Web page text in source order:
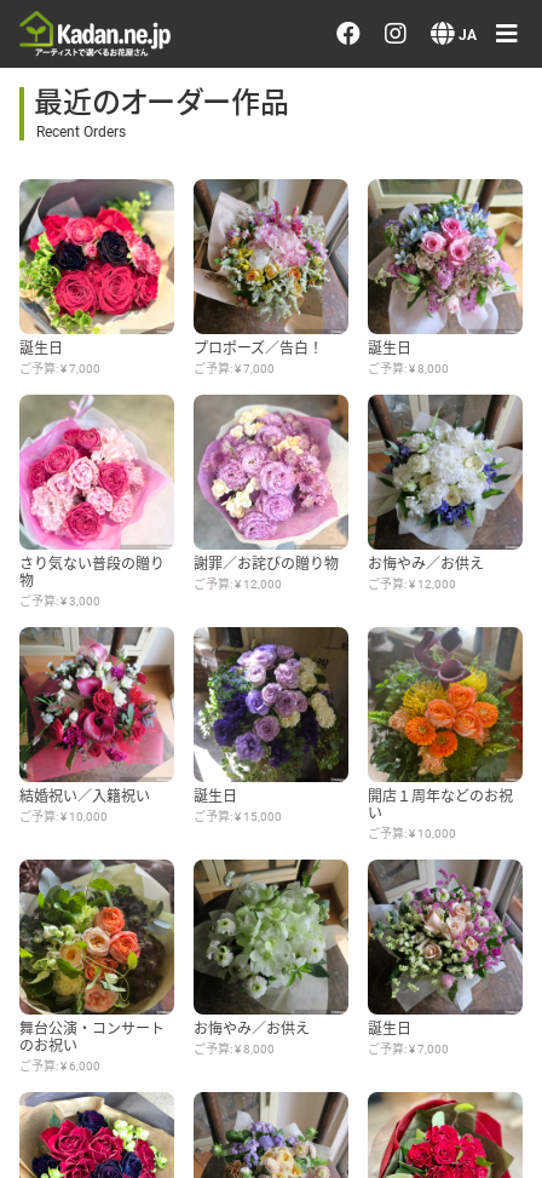
JA
お花を注文する・探す
おまかせ注文
最近のオーダー作品
アーティストで選ぶ
届けたい気持ちで選ぶ
会員メニュー
ログイン
会員登録
その他
花言葉辞典
注文方法・送料など
プライバシーポリシー
facebook
instagram
Language
最近のオーダー作品
Recent Orders
誕生日
ご予算: ¥ 7,000
プロポーズ／告白！
ご予算: ¥ 7,000
誕生日
ご予算: ¥ 8,000
さり気ない普段の贈り
物
ご予算: ¥ 3,000
謝罪／お詫びの贈り物
ご予算: ¥ 12,000
お悔やみ／お供え
ご予算: ¥ 12,000
結婚祝い／入籍祝い
ご予算: ¥ 10,000
誕生日
ご予算: ¥ 15,000
開店１周年などのお祝
い
ご予算: ¥ 10,000
舞台公演・コンサート
のお祝い
ご予算: ¥ 6,000
お悔やみ／お供え
ご予算: ¥ 8,000
誕生日
ご予算: ¥ 7,000